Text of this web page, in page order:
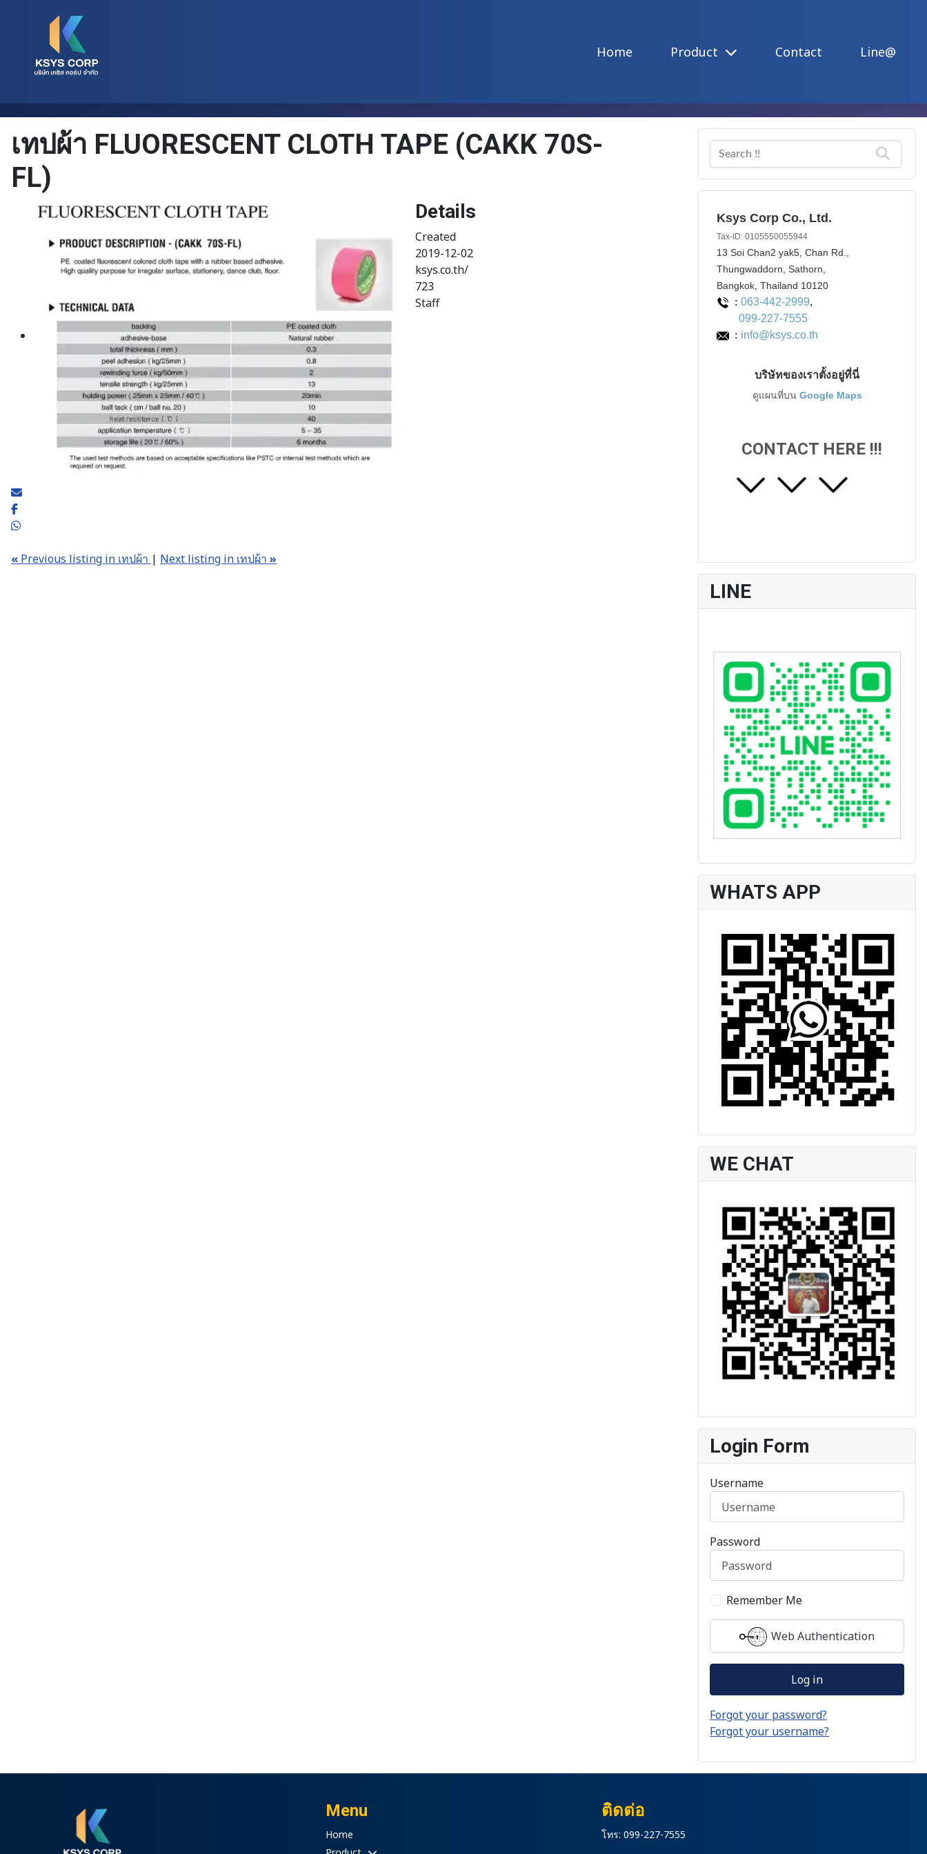
Home Product Contact Line@
เทปผ้า FLUORESCENT CLOTH TAPE (CAKK 70S-
FL)
Details
Created
2019-12-02
ksys.co.th/
723
Staff
« Previous listing in เทปผ้า | Next listing in เทปผ้า »
Ksys Corp Co., Ltd.
Tax-ID: 0105550055944
13 Soi Chan2 yak5, Chan Rd.,
Thungwaddorn, Sathorn,
Bangkok, Thailand 10120
: 063-442-2999,
099-227-7555
: info@ksys.co.th
บริษัทของเราตั้งอยู่ที่นี่
ดูแผนที่บน Google Maps
CONTACT HERE !!!
LINE
WHATS APP
WE CHAT
Login Form
Username
Password
Remember Me
Web Authentication
Log in
Forgot your password?
Forgot your username?
Menu
Home
ติดต่อ
โทร: 099-227-7555